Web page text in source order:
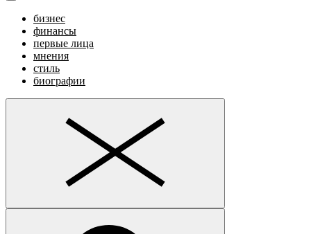
бизнес
финансы
первые лица
мнения
стиль
биографии